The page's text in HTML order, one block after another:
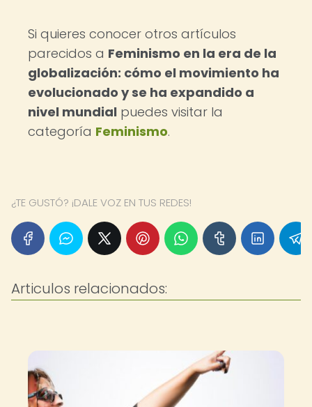
Si quieres conocer otros artículos
parecidos a Feminismo en la era de la
globalización: cómo el movimiento ha
evolucionado y se ha expandido a
nivel mundial puedes visitar la
categoría Feminismo.
¿TE GUSTÓ? ¡DALE VOZ EN TUS REDES!
Articulos relacionados: